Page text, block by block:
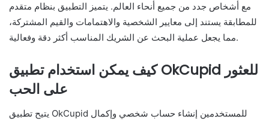
مع أشخاص جدد من جميع أنحاء العالم. يتميز التطبيق بنظام متقدم
للمطابقة يستند إلى معايير الشخصية والاهتمامات والقيم المشتركة،
مما يجعل عملية البحث عن الشريك المناسب أكثر دقة وفعالية.
كيف يمكن استخدام تطبيق OkCupid للعثور
على الحب
يتيح تطبيق OkCupid للمستخدمين إنشاء حساب شخصي وإكمال